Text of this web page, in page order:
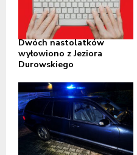
Dwóch nastolatków
wyłowiono z Jeziora
Durowskiego